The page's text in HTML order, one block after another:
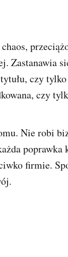
Zastanawia
czy
czy
Nie robi
firmie.